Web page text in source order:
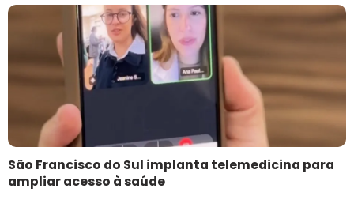
São Francisco do Sul implanta telemedicina para
ampliar acesso à saúde